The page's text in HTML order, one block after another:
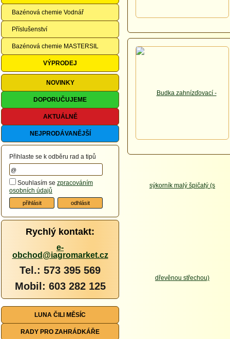
Bazénová chemie Vodnář
Příslušenství
Bazénová chemie MASTERSIL
VÝPRODEJ
NOVINKY
DOPORUČUJEME
AKTUÁLNĚ
NEJPRODÁVANĚJŠÍ
Přihlaste se k odběru rad a tipů
Souhlasím se zpracováním
osobních údajů
Rychlý kontakt:
e-
obchod@iagromarket.cz
Tel.: 573 395 569
Mobil: 603 282 125
LUNA ČILI MĚSÍC
RADY PRO ZAHRÁDKÁŘE